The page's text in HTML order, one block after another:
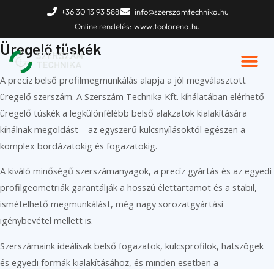
content
+36 30 13 93 588
info@szerszamtechnika.hu
Online rendelés: www.toolarena.hu
Termékek»Üregelés »Üregelő tüskék
Üregelő tüskék
A precíz belső profilmegmunkálás alapja a jól megválasztott
üregelő szerszám. A Szerszám Technika Kft. kínálatában elérhető
üregelő tüskék a legkülönfélébb belső alakzatok kialakítására
kínálnak megoldást – az egyszerű kulcsnyílásoktól egészen a
komplex bordázatokig és fogazatokig.
A kiváló minőségű szerszámanyagok, a precíz gyártás és az egyedi
profilgeometriák garantálják a hosszú élettartamot és a stabil,
ismételhető megmunkálást, még nagy sorozatgyártási
igénybevétel mellett is.
Szerszámaink ideálisak belső fogazatok, kulcsprofilok, hatszögek
és egyedi formák kialakításához, és minden esetben a